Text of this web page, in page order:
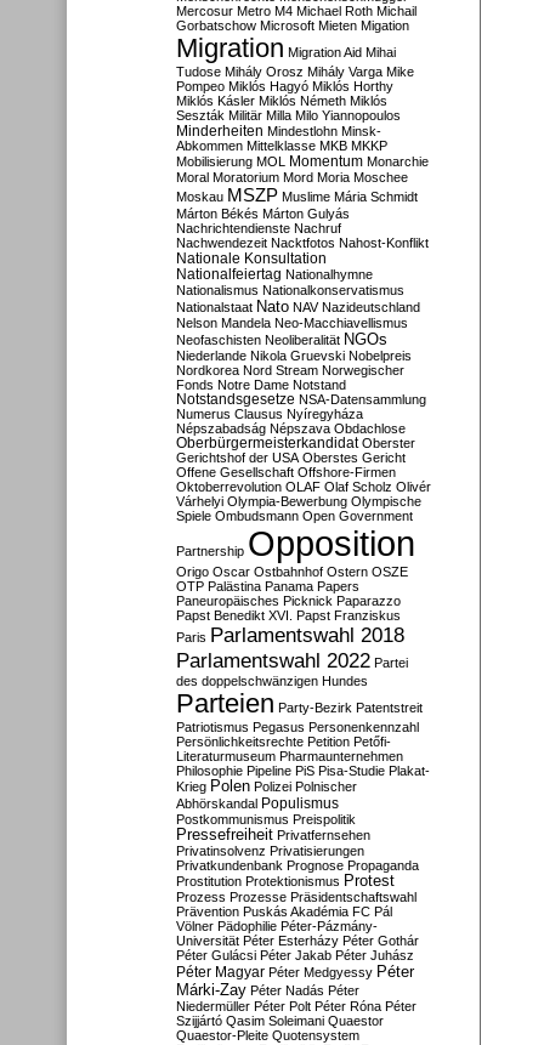
Mercosur Metro M4 Michael Roth Michail
Gorbatschow Microsoft Mieten Migation
Migration Migration Aid Mihai
Tudose Mihály Orosz Mihály Varga Mike
Pompeo Miklós Hagyó Miklós Horthy
Miklós Kásler Miklós Németh Miklós
Seszták Militär Milla Milo Yiannopoulos
Minderheiten Mindestlohn Minsk-
Abkommen Mittelklasse MKB MKKP
Mobilisierung MOL Momentum Monarchie
Moral Moratorium Mord Moria Moschee
Moskau MSZP Muslime Mária Schmidt
Márton Békés Márton Gulyás
Nachrichtendienste Nachruf
Nachwendezeit Nacktfotos Nahost-Konflikt
Nationale Konsultation
Nationalfeiertag Nationalhymne
Nationalismus Nationalkonservatismus
Nationalstaat Nato NAV Nazideutschland
Nelson Mandela Neo-Macchiavellismus
Neofaschisten Neoliberalität NGOs
Niederlande Nikola Gruevski Nobelpreis
Nordkorea Nord Stream Norwegischer
Fonds Notre Dame Notstand
Notstandsgesetze NSA-Datensammlung
Numerus Clausus Nyíregyháza
Népszabadság Népszava Obdachlose
Oberbürgermeisterkandidat Oberster
Gerichtshof der USA Oberstes Gericht
Offene Gesellschaft Offshore-Firmen
Oktoberrevolution OLAF Olaf Scholz Olivér
Várhelyi Olympia-Bewerbung Olympische
Spiele Ombudsmann Open Government
Partnership Opposition
Origo Oscar Ostbahnhof Ostern OSZE
OTP Palästina Panama Papers
Paneuropäisches Picknick Paparazzo
Papst Benedikt XVI. Papst Franziskus
Paris Parlamentswahl 2018
Parlamentswahl 2022 Partei
des doppelschwänzigen Hundes
Parteien Party-Bezirk Patentstreit
Patriotismus Pegasus Personenkennzahl
Persönlichkeitsrechte Petition Petőfi-
Literaturmuseum Pharmaunternehmen
Philosophie Pipeline PiS Pisa-Studie Plakat-
Krieg Polen Polizei Polnischer
Abhörskandal Populismus
Postkommunismus Preispolitik
Pressefreiheit Privatfernsehen
Privatinsolvenz Privatisierungen
Privatkundenbank Prognose Propaganda
Prostitution Protektionismus Protest
Prozess Prozesse Präsidentschaftswahl
Prävention Puskás Akadémia FC Pál
Völner Pädophilie Péter-Pázmány-
Universität Péter Esterházy Péter Gothár
Péter Gulácsi Péter Jakab Péter Juhász
Péter Magyar Péter Medgyessy Péter
Márki-Zay Péter Nadás Péter
Niedermüller Péter Polt Péter Róna Péter
Szijjártó Qasim Soleimani Quaestor
Quaestor-Pleite Quotensystem